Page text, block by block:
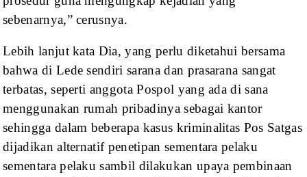
sebenarnya,” cerusnya.
Lebih lanjut kata Dia, yang perlu diketahui bersama
bahwa di Lede sendiri sarana dan prasarana sangat
terbatas, seperti anggota Pospol yang ada di sana
menggunakan rumah pribadinyasebagai kantor
sehingga dalam beberapa kasus kriminalitas Pos Satgas
dijadikanalternatif penetipan sementara pelaku
sementara pelaku sambil dilakukan upaya pembinaan